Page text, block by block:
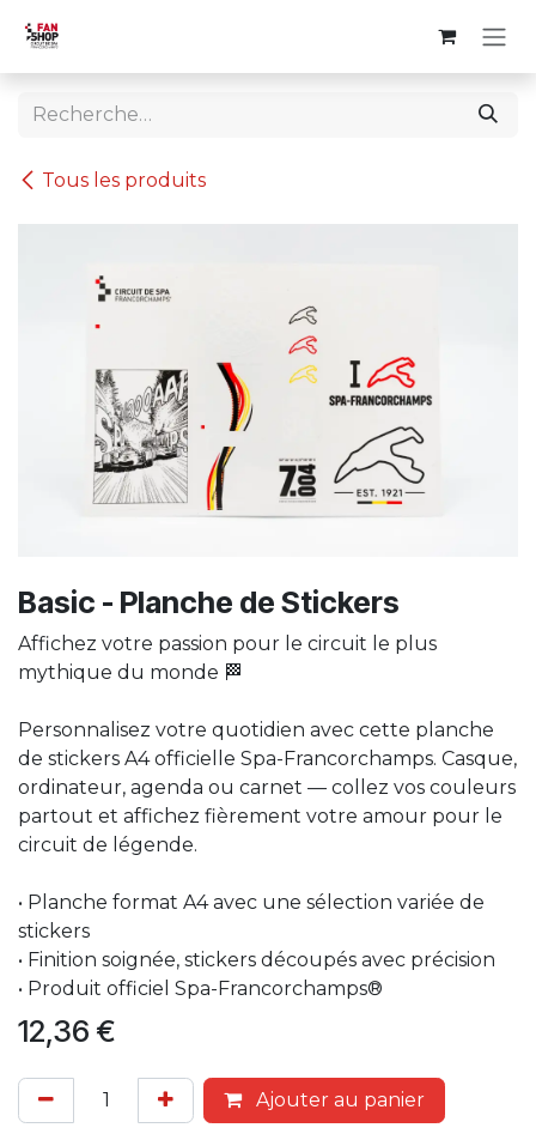
Tous les produits
Basic - Planche de Stickers
Affichez votre passion pour le circuit le plus
mythique du monde 🏁
Personnalisez votre quotidien avec cette planche
de stickers A4 officielle Spa-Francorchamps. Casque,
ordinateur, agenda ou carnet — collez vos couleurs
partout et affichez fièrement votre amour pour le
circuit de légende.
• Planche format A4 avec une sélection variée de
stickers
• Finition soignée, stickers découpés avec précision
• Produit officiel Spa-Francorchamps®
12,36 €
Ajouter au panier